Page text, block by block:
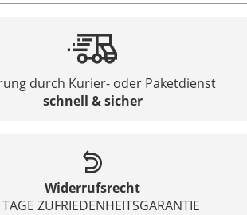
durch Kurier- oder Paketdienst
schnell & sicher
Widerrufsrecht
ZUFRIEDENHEITSGARANTIE